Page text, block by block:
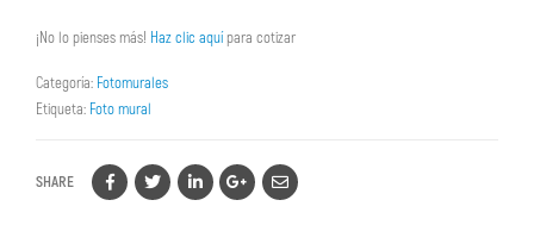
¡No lo pienses más! Haz clic aquípara cotizar
Categoría: Fotomurales
Etiqueta: Foto mural
SHARE